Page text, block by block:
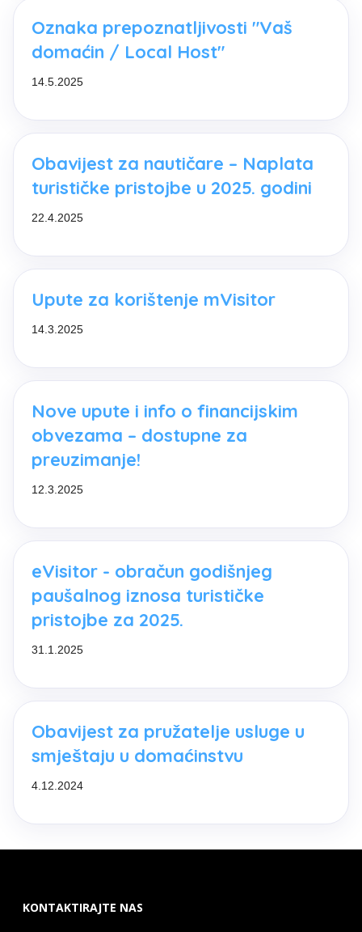
Oznaka prepoznatljivosti "Vaš
domaćin / Local Host"
14.5.2025
Obavijest za nautičare – Naplata
turističke pristojbe u 2025. godini
22.4.2025
Upute za korištenje mVisitor
14.3.2025
Nove upute i info o financijskim
obvezama – dostupne za
preuzimanje!
12.3.2025
eVisitor - obračun godišnjeg
paušalnog iznosa turističke
pristojbe za 2025.
31.1.2025
Obavijest za pružatelje usluge u
smještaju u domaćinstvu
4.12.2024
KONTAKTIRAJTE NAS